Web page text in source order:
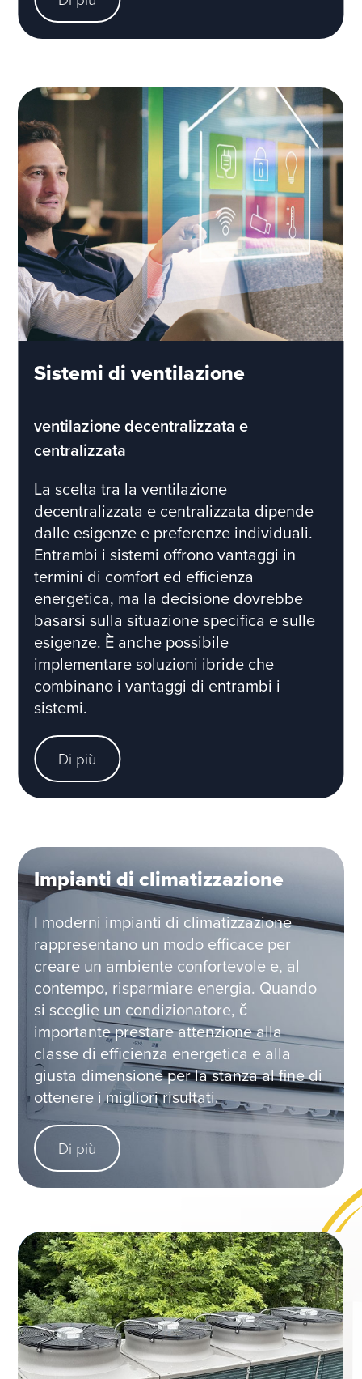
Sistemi di ventilazione
ventilazione decentralizzata e
centralizzata
La scelta tra la ventilazione
decentralizzata e centralizzata dipende
dalle esigenze e preferenze individuali.
Entrambi i sistemi offrono vantaggi in
termini di comfort ed efficienza
energetica, ma la decisione dovrebbe
basarsi sulla situazione specifica e sulle
esigenze. È anche possibile
implementare soluzioni ibride che
combinano i vantaggi di entrambi i
sistemi.
Di più
Impianti di climatizzazione
I moderni impianti di climatizzazione
rappresentano un modo efficace per
creare un ambiente confortevole e, al
contempo, risparmiare energia. Quando
si sceglie un condizionatore, č
importante prestare attenzione alla
classe di efficienza energetica e alla
giusta dimensione per la stanza al fine di
ottenere i migliori risultati.
Di più